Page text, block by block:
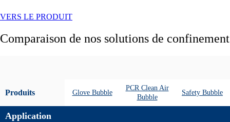
VERS LE PRODUIT
Comparaison de nos solutions de confinement
Produits Glove Bubble
PCR Clean Air
Bubble
Safety Bubble
Application